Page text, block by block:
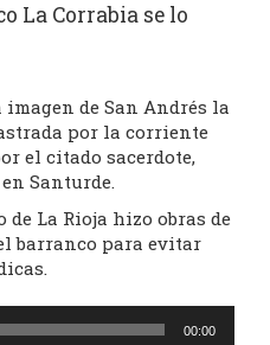
La Corrabia se lo
de San Andrés la
por la corriente
el citado sacerdote,
Santurde.
de La Rioja hizo obras de
barranco para evitar
00:00